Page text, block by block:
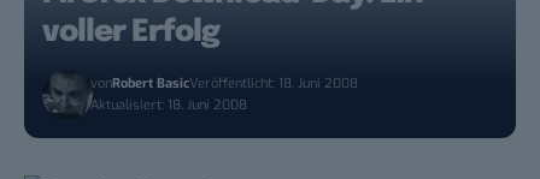
voller Erfolg
vonRobert BasicVeröffentlicht: 18. Juni 2008
Aktualisiert: 18. Juni 2008